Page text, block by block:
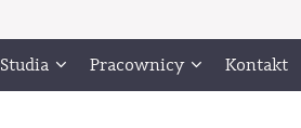
Studia Pracownicy Kontakt